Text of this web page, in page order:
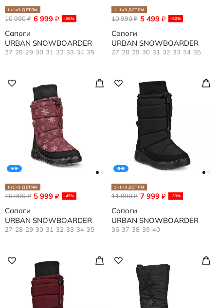
1+1=3 ДЕТЯМ
6 999 ₽ -36%
10 990₽
Сапоги
URBAN SNOWBOARDER
27 28 29 30 31 32 33 34 35
1+1=3 ДЕТЯМ
5 499 ₽ -50%
10 990₽
Сапоги
URBAN SNOWBOARDER
27 28 29 30 31 32 33 34 35
1+1=3 ДЕТЯМ
5 999 ₽ -45%
10 990₽
Сапоги
URBAN SNOWBOARDER
27 28 29 30 31 32 33 34 35
1+1=3 ДЕТЯМ
7 999 ₽ -33%
11 990₽
Сапоги
URBAN SNOWBOARDER
36 37 38 39 40